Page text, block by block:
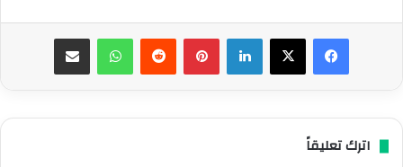
فيسبوك ‫X لينكدإن بينتيريست واتساب مشاركة عبر البريد
اترك تعليقاً